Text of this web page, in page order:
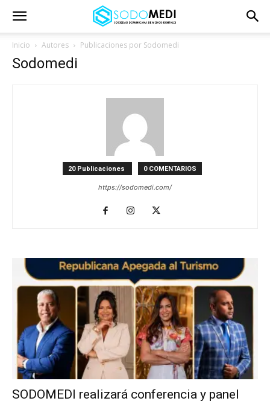
Inicio Autores Publicaciones por Sodomedi
Sodomedi
20 Publicaciones 0 COMENTARIOS
https://sodomedi.com/
SODOMEDI realizará conferencia y panel